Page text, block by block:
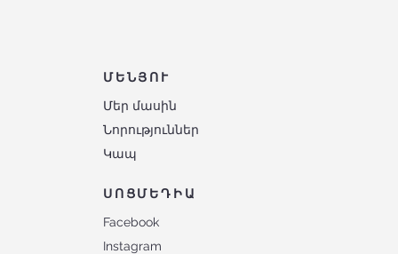
ՄԵՆՅՈՒ
Մեր մասին
Նորություններ
Կապ
ՍՈՑՄԵԴԻԱ
Facebook
Instagram